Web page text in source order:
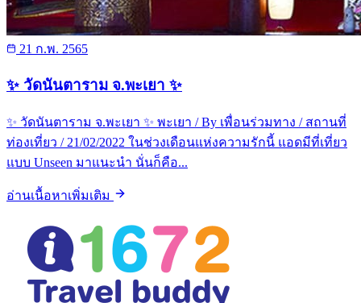
21 ก.พ. 2565
✨ วัดนันตาราม จ.พะเยา ✨
✨ วัดนันตาราม จ.พะเยา ✨ พะเยา / By เพื่อนร่วมทาง / สถานที่
ท่องเที่ยว / 21/02/2022 ในช่วงเดือนแห่งความรักนี้ แอดมีที่เที่ยว
แบบ Unseen มาแนะนำ นั่นก็คือ...
อ่านเนื้อหาเพิ่มเติม